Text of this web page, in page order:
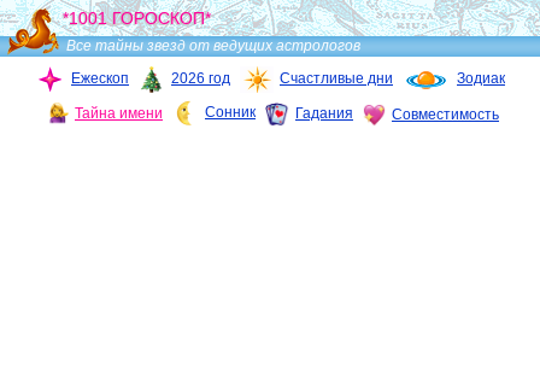
*1001 ГОРОСКОП*
Все тайны звезд от ведущих астрологов
Ежескоп
2026 год Счастливые дни Зодиак
Тайна имени Сонник Гадания Совместимость